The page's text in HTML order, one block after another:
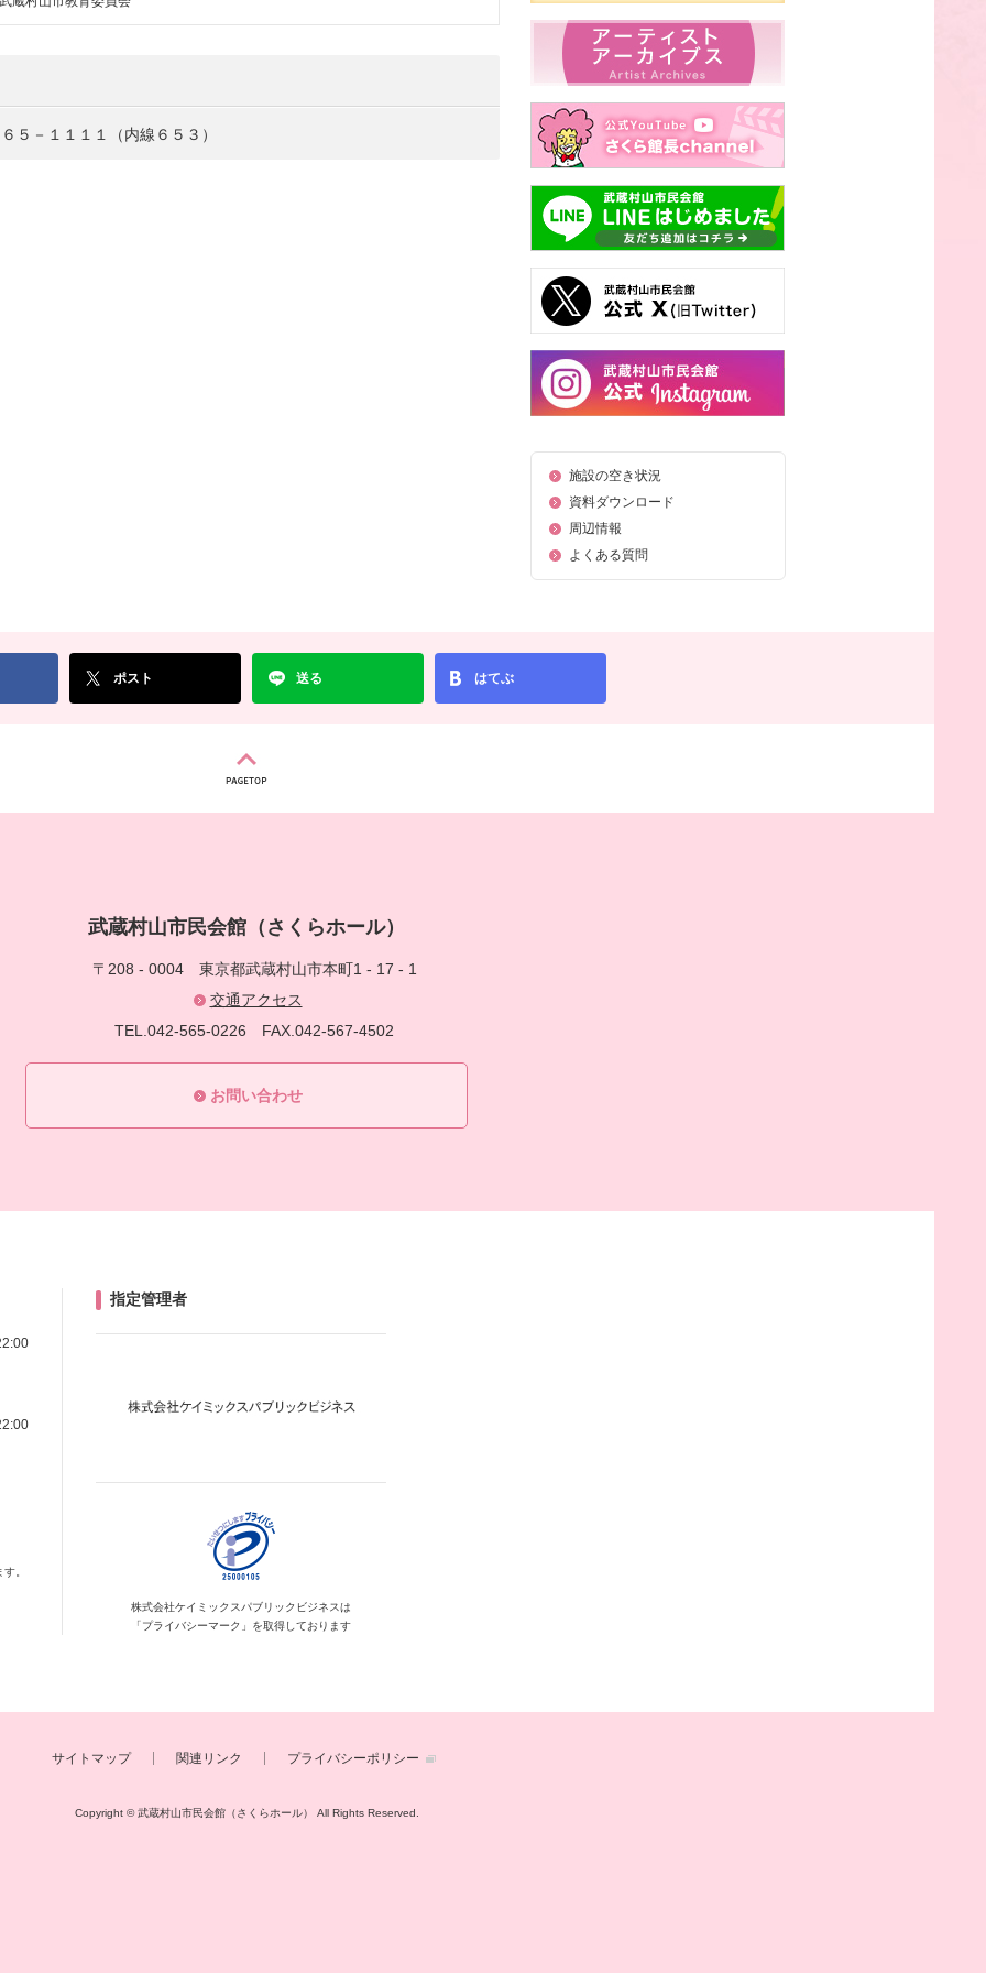
－１１１１（内線６５３）
施設の空き状況
資料ダウンロード
周辺情報
よくある質問
ポスト 送る はてぶ
武蔵村山市民会館（さくらホール）
〒208 - 0004 東京都武蔵村山市本町1 - 17 - 1
交通アクセス
TEL.042-565-0226 FAX.042-567-4502
お問い合わせ
。
指定管理者
株式会社ケイミックス パブリックビジネスは
「プライバシーマーク」を取得しております
サイトマップ 関連リンク プライバシーポリシー
Copyright © 武蔵村山市民会館（さくらホール） All Rights Reserved.